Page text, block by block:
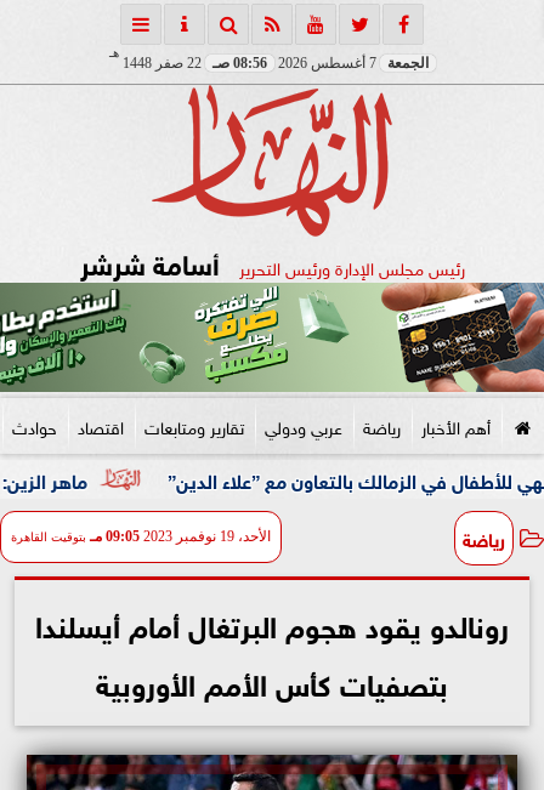
الجمعة 7 أغسطس 2026 08:56 صـ 22 صفر 1448
هـ
رئيس مجلس الإدارة ورئيس التحرير أسامة شرشر
أهم الأخبار رياضة عربي ودولي تقارير ومتابعات اقتصاد حوادث
ماهر الزين: 25 حافلة تُعيد 1250 سودانيًا ضمن الفوج الـ41.. والالتزام بوثائق السفر عزز انسيابية العودة الطوعية الزمالك بالتعاون مع ”علاء الدين”
رياضة الأحد، 19 نوفمبر 2023 09:05 مـ بتوقيت القاهرة
رونالدو يقود هجوم البرتغال أمام أيسلندا
بتصفيات كأس الأمم الأوروبية